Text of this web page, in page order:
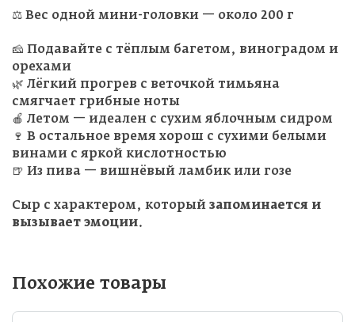
⚖️ Вес одной мини-головки — около 200 г
🧀 Подавайте с тёплым багетом, виноградом и
орехами
🌿 Лёгкий прогрев с веточкой тимьяна
смягчает грибные ноты
🍎 Летом — идеален с сухим яблочным сидром
🍷 В остальное время хорош с сухими белыми
винами с яркой кислотностью
🍺 Из пива — вишнёвый ламбик или гозе
Сыр с характером, который запоминается и
вызывает эмоции.
Похожие товары